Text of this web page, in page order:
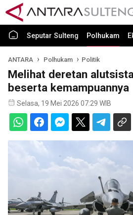
Seputar Sulteng Polhukam
ANTARA Polhukam Politik
Melihat deretan
beserta kemampuannya
Selasa, 19 Mei 2026 07:29 WIB